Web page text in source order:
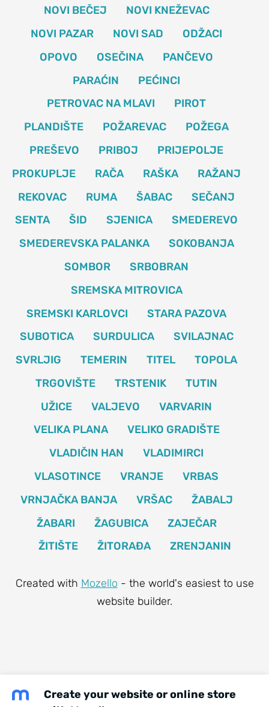
NOVI BEČEJ
NOVI KNEŽEVAC
NOVI PAZAR
NOVI SAD
ODŽACI
OPOVO
OSEČINA
PANČEVO
PARAĆIN
PEĆINCI
PETROVAC NA MLAVI
PIROT
PLANDIŠTE
POŽAREVAC
POŽEGA
PREŠEVO
PRIBOJ
PRIJEPOLJE
PROKUPLJE
RAČA RAŠKA
RAŽANJ
REKOVAC
RUMA ŠABAC
SEČANJ
SENTA
ŠID SJENICA
SMEDEREVO
SMEDEREVSKA PALANKA
SOKOBANJA
SOMBOR
SRBOBRAN
SREMSKA MITROVICA
SREMSKI KARLOVCI
STARA PAZOVA
SUBOTICA
SURDULICA
SVILAJNAC
SVRLJIG
TEMERIN TITEL
TOPOLA
TRGOVIŠTE
TRSTENIK
TUTIN
UŽICE
VALJEVO
VARVARIN
VELIKA PLANA
VELIKO GRADIŠTE
VLADIČIN HAN
VLADIMIRCI
VLASOTINCE
VRANJE
VRBAS
VRNJAČKA BANJA
VRŠAC
ŽABALJ
ŽABARI
ŽAGUBICA
ZAJEČAR
ŽITIŠTE
ŽITORAĐA ZRENJANIN
Created with Mozello - the world's easiest to use
website builder.
Create your website or online store